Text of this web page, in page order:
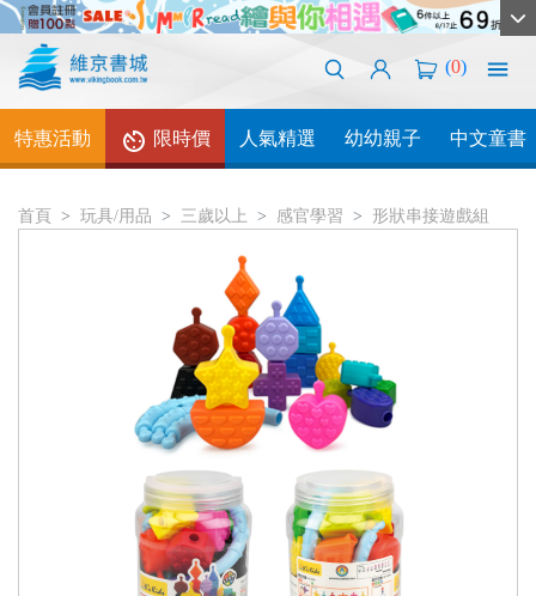
(0)
特惠活動 限時價 人氣精選 幼幼親子 中文童書
首頁 玩具/用品 三歲以上 感官學習 形狀串接遊戲組